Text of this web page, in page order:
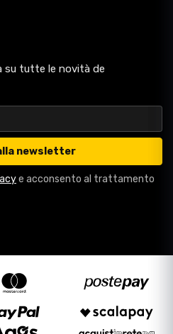
su tutte le novità de
newsletter
e acconsento al trattamento